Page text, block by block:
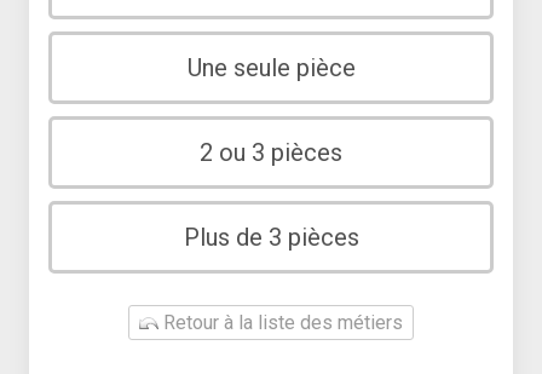
Une seule pièce
2 ou 3 pièces
Plus de 3 pièces
Retour à la liste des métiers